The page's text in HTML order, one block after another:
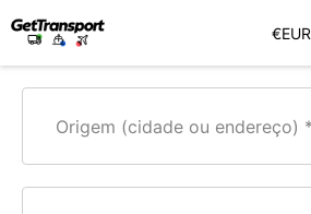
€EUR
Origem (cidade ou endereço)